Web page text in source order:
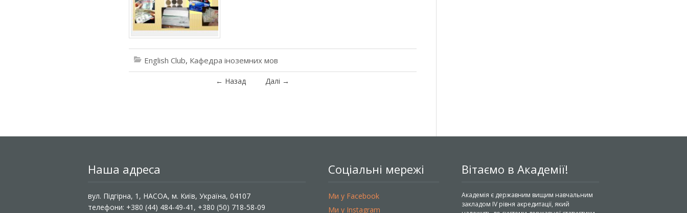
English Club, Кафедра іноземних мов
← Назад Далі →
Наша адреса
вул. Підгірна, 1, НАСОА, м. Київ, Україна, 04107
телефони: +380 (44) 484-49-41, +380 (50) 718-58-09
Соціальні мережі
Ми у Facebook
Ми у Instagram
Вітаємо в Академії!
Академія є державним вищим навчальним
закладом IV рівня акредитації, який